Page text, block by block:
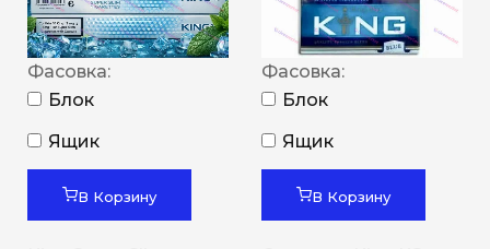
Фасовка:
Блок
Ящик
В Корзину
Фасовка:
Блок
Ящик
В Корзину